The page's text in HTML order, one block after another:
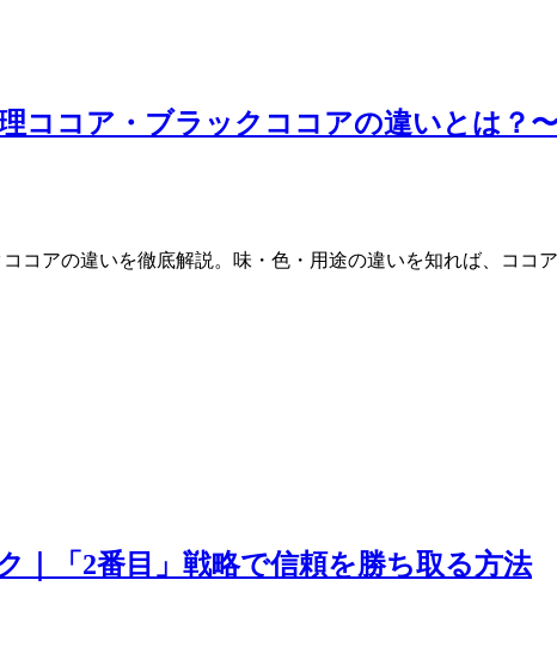
ココア・ブラックココアの違いとは？
コアの違いを徹底解説。味・色・用途の違いを知れば、ココ
｜「2番目」戦略で信頼を勝ち取る方法